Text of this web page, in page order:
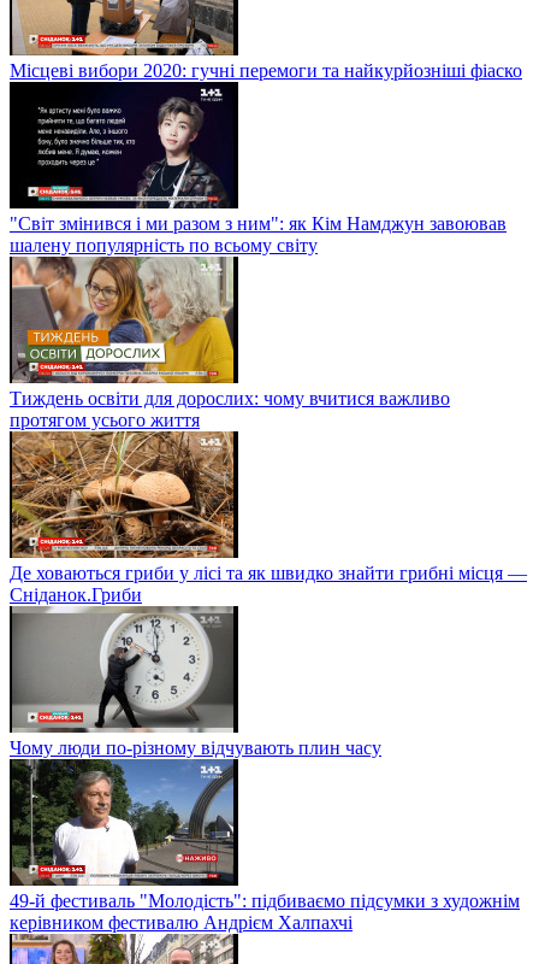
Місцеві вибори 2020: гучні перемоги та найкурйозніші фіаско
"Світ змінився і ми разом з ним": як Кім Намджун завоював
шалену популярність по всьому світу
Тиждень освіти для дорослих: чому вчитися важливо
протягом усього життя
Де ховаються гриби у лісі та як швидко знайти грибні місця —
Сніданок.Гриби
Чому люди по-різному відчувають плин часу
49-й фестиваль "Молодість": підбиваємо підсумки з художнім
керівником фестивалю Андрієм Халпахчі